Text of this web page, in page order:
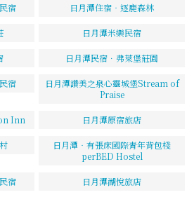
宿 日月潭住宿‧逐鹿森林
日月潭米樂民宿
日月潭民宿．弗萊堡莊園
宿
日月潭讚美之泉心靈城堡Stream of
Praise
Inn 日月潭原宿旅店
日月潭‧有張床國際青年背包棧
perBED Hostel
宿 日月潭湖悅旅店